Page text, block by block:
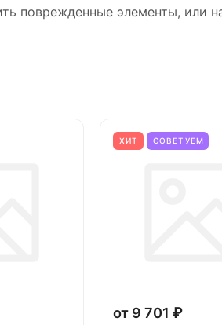
поврежденные элементы, или
ХИТ СОВЕТУЕМ
от 9 701 ₽